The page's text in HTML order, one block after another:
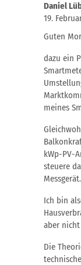
Daniel
19.
Guten
dazu ein
meines
kWp-PV-
steuere
Messgerät.
Ich bin
aber
Die